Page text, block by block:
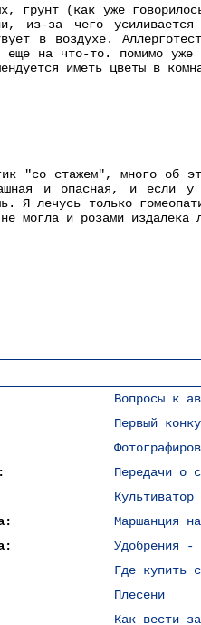
грунт (как уже
из-за чего
в воздухе.
еще на что-то. помимо
иметь цветы в
"со стажем", много об
и опасная, и если
Я лечусь только
могла и розами издалека
Вопросы к
Первый
Передачи о
Культиватор
Маршанция
Удобрения -
Где купить
Плесени
Как вести